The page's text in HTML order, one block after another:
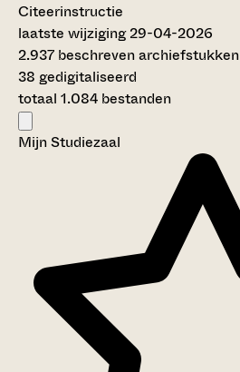
Citeerinstructie
laatste wijziging 29-04-2026
2.937 beschreven archiefstukken
38 gedigitaliseerd
totaal 1.084 bestanden
Mijn Studiezaal